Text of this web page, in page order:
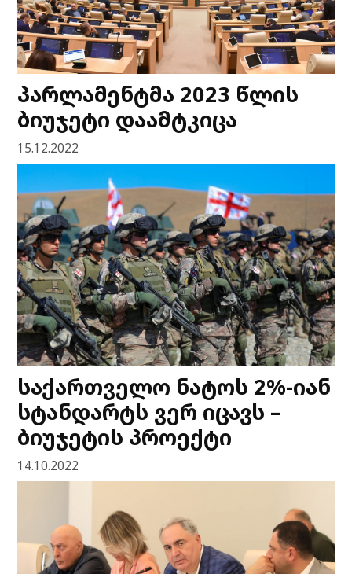
პარლამენტმა 2023 წლის
ბიუჯეტი დაამტკიცა
15.12.2022
საქართველო ნატოს 2%-იან
სტანდარტს ვერ იცავს –
ბიუჯეტის პროექტი
14.10.2022